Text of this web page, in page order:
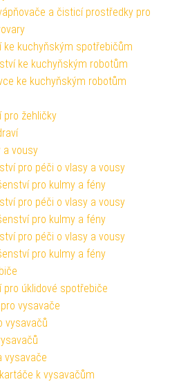
a čisticí prostředky pro
ke kuchyňským spotřebičům
ke kuchyňským robotům
ke kuchyňským robotům
pro žehličky
a vousy
pro péči o vlasy a vousy
pro kulmy a fény
pro péči o vlasy a vousy
pro kulmy a fény
pro péči o vlasy a vousy
pro kulmy a fény
pro úklidové spotřebiče
vysavače
vysavačů
vysavače
k vysavačům